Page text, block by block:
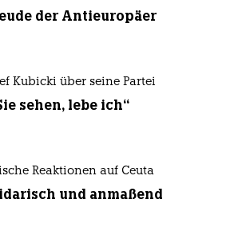
der Antieuropäer
Kubicki über seine Partei
sehen, lebe ich“
Reaktionen auf Ceuta
und anmaßend